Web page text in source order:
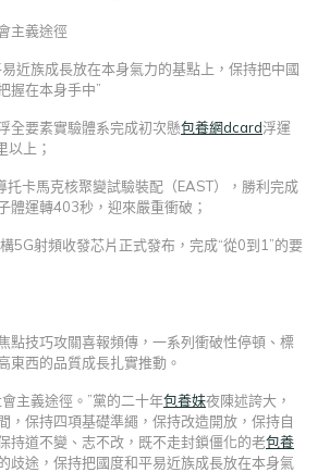
主義途徑
近族成長放在本身氣力的基點上，保持把中國
握在本身手中”
全要素實驗體系完成初次懸包養網dcard浮運
以上；
托卡馬克核聚變試驗裝配（EAST），勝利完成
體運轉403秒，迎來嚴重衝破；
5G射頻收發芯片正式發布，完成“從0到1”的要
點技巧攻關喜報頻傳，一系列衝破性停頓、標
東西的品質成長扎實推動。
主義途徑。”黨的二十年包養妹夜陳述誇大，
，保持四項基礎準繩，保持改造開放，保持自
持道不變、志不改，既不走封鎖僵化的老包養
歧途，保持把國度和平易近族成長放在本身氣